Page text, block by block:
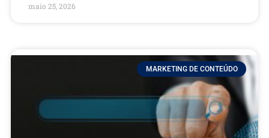
maio 25, 2026
MARKETING DE CONTEÚDO